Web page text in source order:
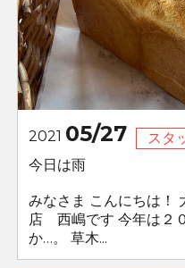
2021 05/27
スタ
今日は雨
みなさま こんにちは！
店 西嶋です 今年は２
か…。 草木...